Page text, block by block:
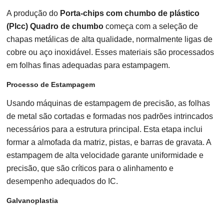
A produção do Porta-chips com chumbo de plástico
(Plcc) Quadro de chumbo começa com a seleção de
chapas metálicas de alta qualidade, normalmente ligas de
cobre ou aço inoxidável. Esses materiais são processados ​​
em folhas finas adequadas para estampagem.
Processo de Estampagem
Usando máquinas de estampagem de precisão, as folhas
de metal são cortadas e formadas nos padrões intrincados
necessários para a estrutura principal. Esta etapa inclui
formar a almofada da matriz, pistas, e barras de gravata. A
estampagem de alta velocidade garante uniformidade e
precisão, que são críticos para o alinhamento e
desempenho adequados do IC.
Galvanoplastia